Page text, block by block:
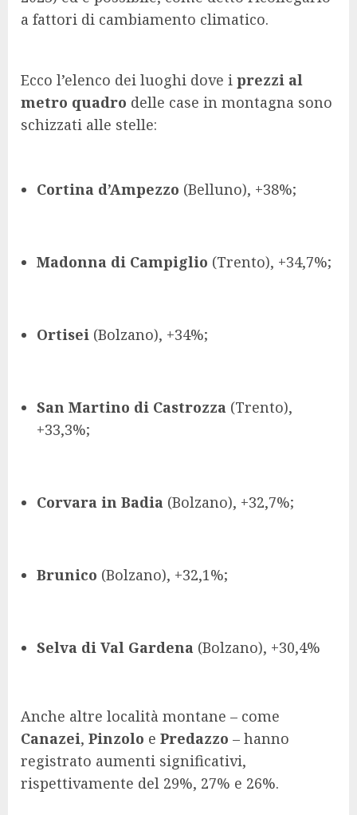
a fattori di cambiamento climatico.
Ecco l’elenco dei luoghi dove i prezzi al
metro quadro delle case in montagna sono
schizzati alle stelle:
Cortina d’Ampezzo (Belluno), +38%;
Madonna di Campiglio (Trento), +34,7%;
Ortisei (Bolzano), +34%;
San Martino di Castrozza (Trento),
+33,3%;
Corvara in Badia (Bolzano), +32,7%;
Brunico (Bolzano), +32,1%;
Selva di Val Gardena (Bolzano), +30,4%
Anche altre località montane – come
Canazei, Pinzolo e Predazzo – hanno
registrato aumenti significativi,
rispettivamente del 29%, 27% e 26%.